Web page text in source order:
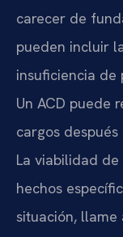
carecer de
pueden incluir
insuficiencia de
Un ACD puede
cargos
La viabilidad
hechos
situación, llame